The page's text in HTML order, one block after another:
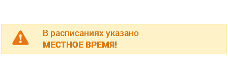
В расписаниях указано
МЕСТНОЕ ВРЕМЯ!